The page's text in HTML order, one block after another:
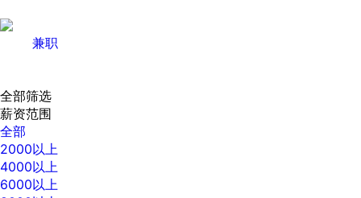
兼职
全部筛选
薪资范围
全部
2000以上
4000以上
6000以上